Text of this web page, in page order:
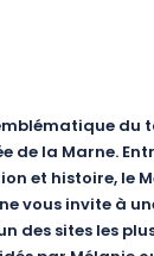
du
de la Marne.
et histoire, le
vous invite à
des sites les